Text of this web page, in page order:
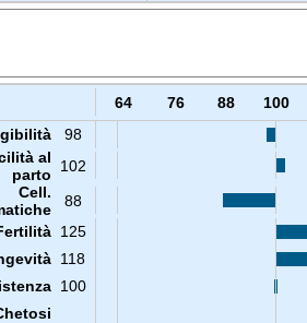
64 76 88 100
98
al
parto
102
Cell.
88
125
118
100